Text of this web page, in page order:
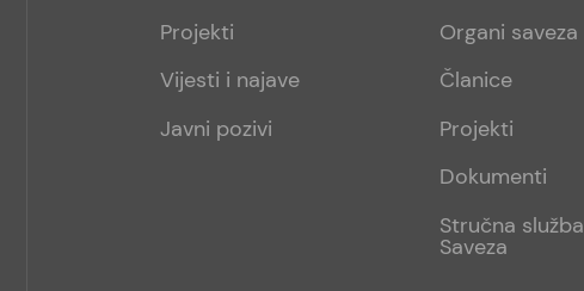
menu
Projekti
Vijesti i najave
Javni pozivi
sub
Organi saveza
Članice
Projekti
Dokumenti
Stručna služba
Saveza